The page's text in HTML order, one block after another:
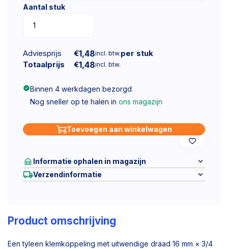
Aantal stuk
Adviesprijs €1,48incl. btw.per stuk
Totaalprijs
€1,48incl. btw.
Binnen 4 werkdagen bezorgd
Nog sneller op te halen in ons magazijn
Toevoegen aan winkelwagen
Informatie ophalen in magazijn
Verzendinformatie
Product omschrijving
Een tyleen klemkoppeling met uitwendige draad 16 mm × 3/4